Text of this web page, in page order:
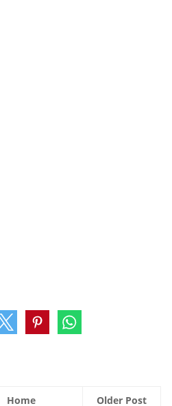
Older Post
Home